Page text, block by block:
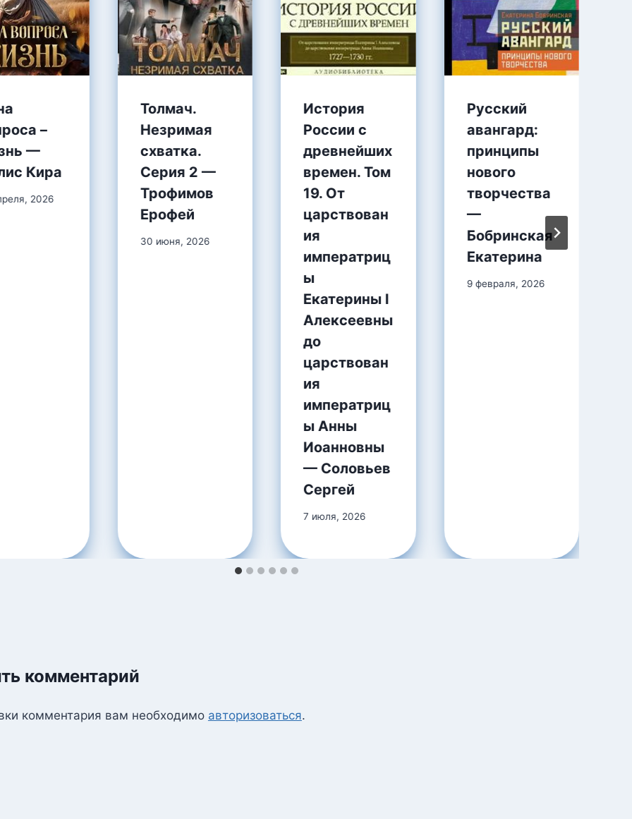
–
—
Кира
2026
Толмач.
Незримая
схватка.
Серия 2 —
Трофимов
Ерофей
30 июня, 2026
История
России с
древнейших
времен. Том
19. От
царствован
ия
императриц
ы
Екатерины I
Алексеевны
до
царствован
ия
императриц
ы Анны
Иоанновны
— Соловьев
Сергей
7 июля, 2026
Русский
авангард:
принципы
нового
творчества
—
Бобринская
Екатерина
9 февраля, 2026
комментарий
комментария вам необходимо авторизоваться.